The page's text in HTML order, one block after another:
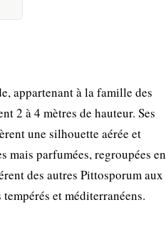
appartenant à la famille des
2 à 4 mètres de hauteur. Ses
une silhouette aérée et
mais parfumées, regroupées en
des autres Pittosporum aux
et méditerranéens.